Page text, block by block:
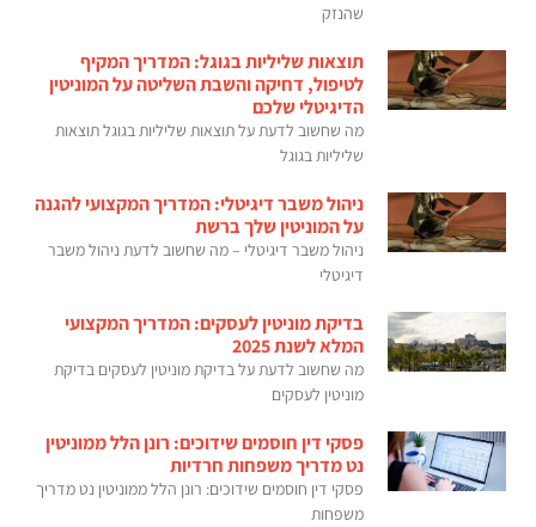
שהנזק
תוצאות שליליות בגוגל: המדריך המקיף
לטיפול, דחיקה והשבת השליטה על המוניטין
הדיגיטלי שלכם
מה שחשוב לדעת על תוצאות שליליות בגוגל תוצאות
שליליות בגוגל
ניהול משבר דיגיטלי: המדריך המקצועי להגנה
על המוניטין שלך ברשת
ניהול משבר דיגיטלי – מה שחשוב לדעת ניהול משבר
דיגיטלי
בדיקת מוניטין לעסקים: המדריך המקצועי
המלא לשנת 2025
מה שחשוב לדעת על בדיקת מוניטין לעסקים בדיקת
מוניטין לעסקים
פסקי דין חוסמים שידוכים: רונן הלל ממוניטין
נט מדריך משפחות חרדיות
פסקי דין חוסמים שידוכים: רונן הלל ממוניטין נט מדריך
משפחות